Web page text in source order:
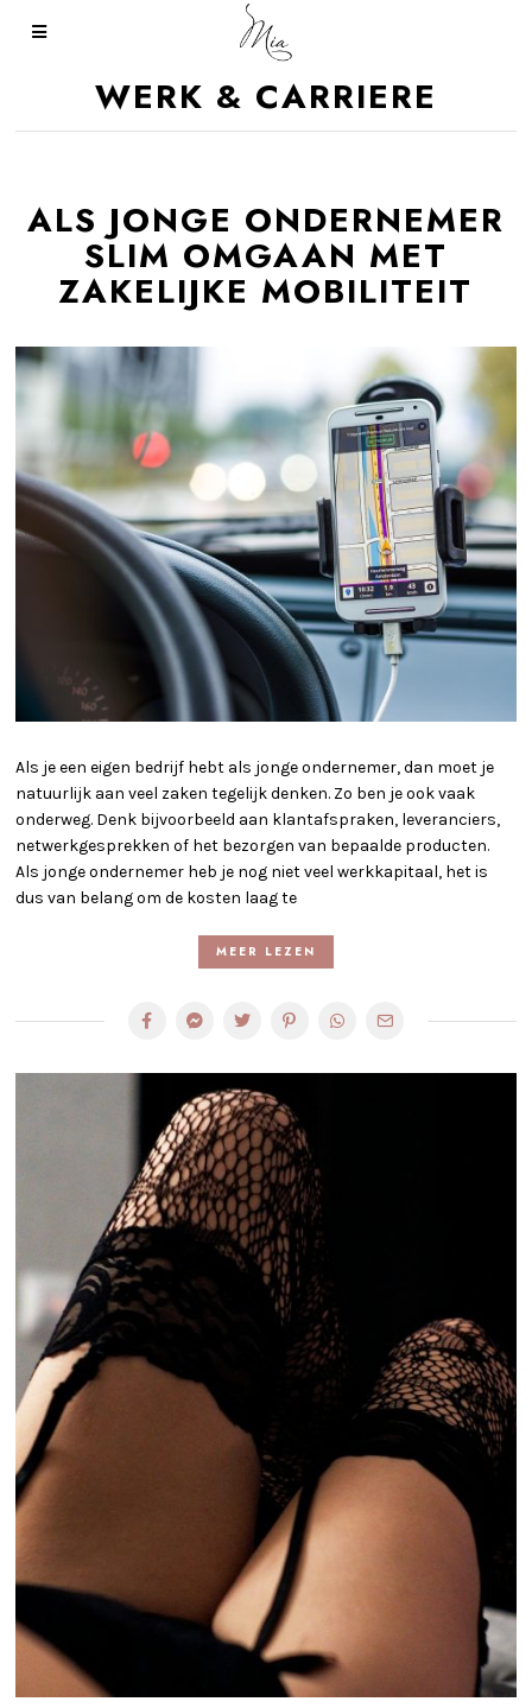
WERK & CARRIERE
ALS JONGE ONDERNEMER
SLIM OMGAAN MET
ZAKELIJKE MOBILITEIT
Als je een eigen bedrijf hebt als jonge ondernemer, dan moet je
natuurlijk aan veel zaken tegelijk denken. Zo ben je ook vaak
onderweg. Denk bijvoorbeeld aan klantafspraken, leveranciers,
netwerkgesprekken of het bezorgen van bepaalde producten.
Als jonge ondernemer heb je nog niet veel werkkapitaal, het is
dus van belang om de kosten laag te
MEER LEZEN